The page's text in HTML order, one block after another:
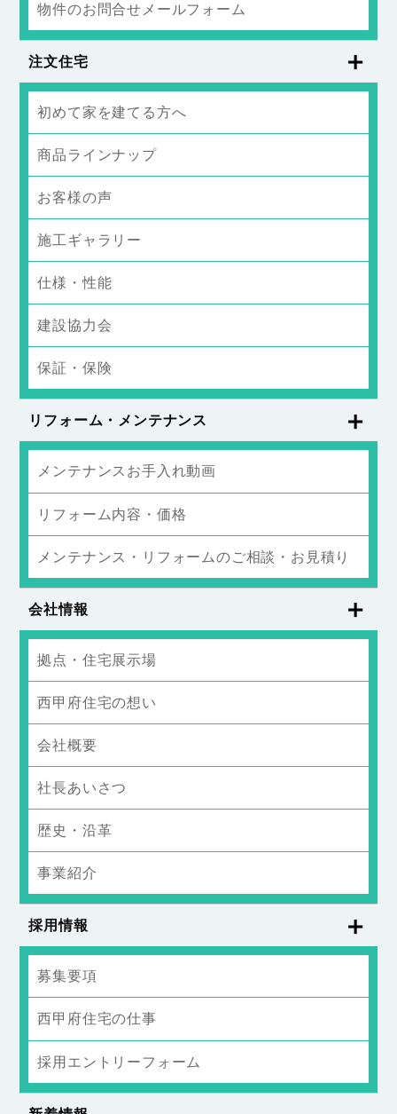
物件のお問合せメールフォーム
注文住宅
初めて家を建てる方へ
商品ラインナップ
お客様の声
施工ギャラリー
仕様・性能
建設協力会
保証・保険
リフォーム・メンテナンス
メンテナンスお手入れ動画
リフォーム内容・価格
メンテナンス・リフォームのご相談・お見積り
会社情報
拠点・住宅展示場
西甲府住宅の想い
会社概要
社長あいさつ
歴史・沿革
事業紹介
採用情報
募集要項
西甲府住宅の仕事
採用エントリーフォーム